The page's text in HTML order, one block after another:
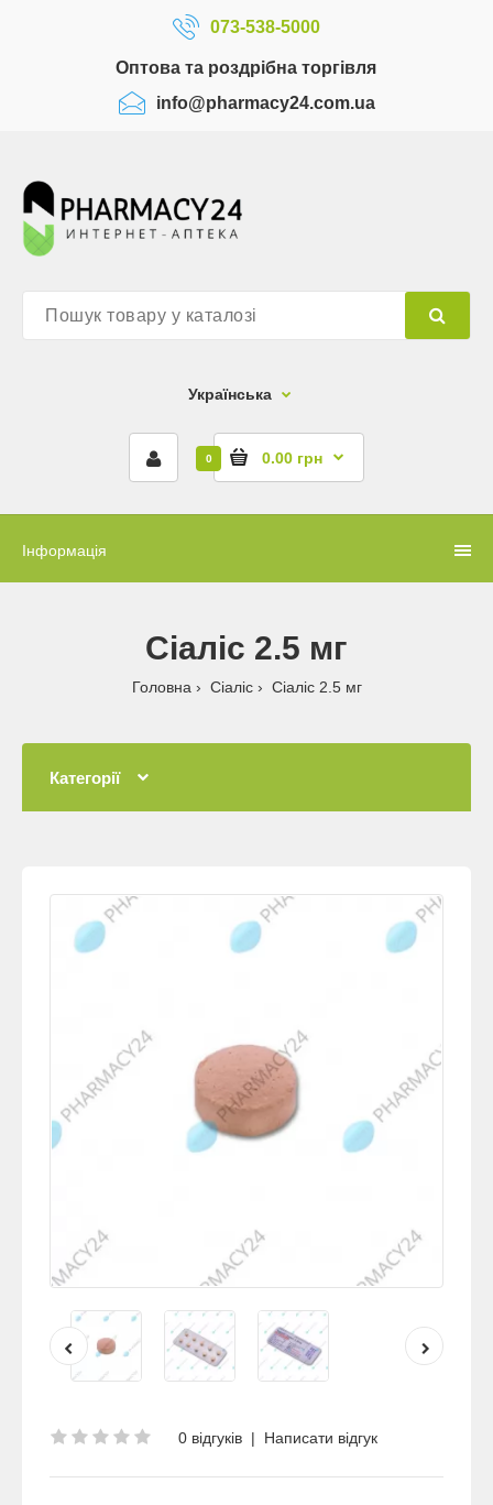
073-538-5000
Оптова та роздрібна торгівля
info@pharmacy24.com.ua
Українська
0 0.00 грн
Інформація
Сіаліс 2.5 мг
Головна Сіаліс Сіаліс 2.5 мг
Категорії
0 відгуків | Написати відгук